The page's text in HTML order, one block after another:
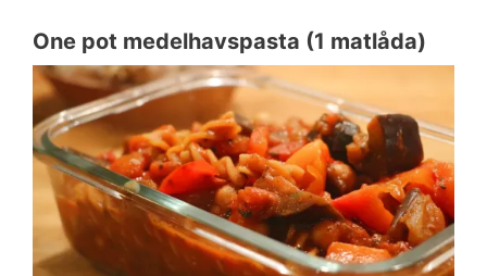
One pot medelhavspasta (1 matlåda)